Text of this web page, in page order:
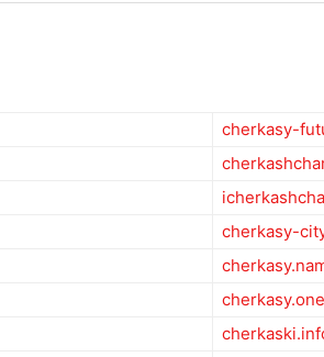
cherkasy-
cherkasy-
cherkasy.one